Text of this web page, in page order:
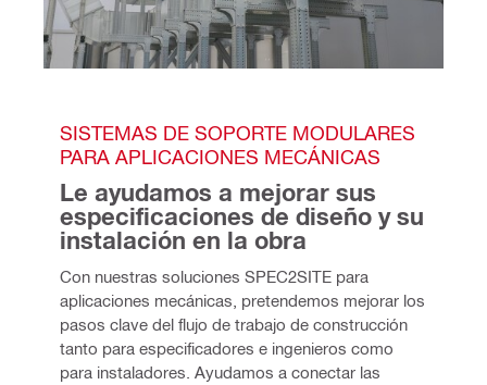
SISTEMAS DE SOPORTE MODULARES
PARA APLICACIONES MECÁNICAS
Le ayudamos a mejorar sus
especificaciones de diseño y su
instalación en la obra
Con nuestras soluciones SPEC2SITE para
aplicaciones mecánicas, pretendemos mejorar los
pasos clave del flujo de trabajo de construcción
tanto para especificadores e ingenieros como
para instaladores. Ayudamos a conectar las